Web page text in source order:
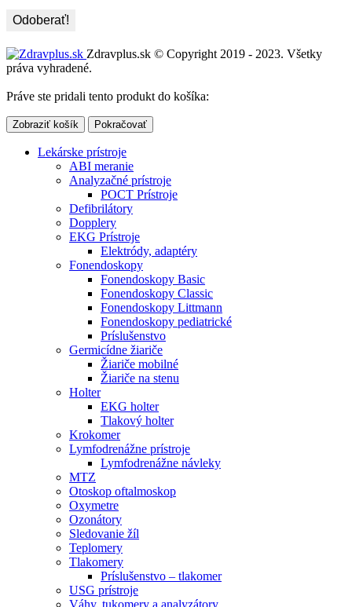
Zdravplus.sk © Copyright 2019 - 2023. Všetky
práva vyhradené.
Práve ste pridali tento produkt do košíka:
Zobraziť košík Pokračovať
Lekárske prístroje
ABI meranie
Analyzačné prístroje
POCT Prístroje
Defibrilátory
Dopplery
EKG Prístroje
Elektródy, adaptéry
Fonendoskopy
Fonendoskopy Basic
Fonendoskopy Classic
Fonendoskopy Littmann
Fonendoskopy pediatrické
Príslušenstvo
Germicídne žiariče
Žiariče mobilné
Žiariče na stenu
Holter
EKG holter
Tlakový holter
Krokomer
Lymfodrenážne prístroje
Lymfodrenážne návleky
MTZ
Otoskop oftalmoskop
Oxymetre
Ozonátory
Sledovanie žíl
Teplomery
Tlakomery
Príslušenstvo – tlakomer
USG prístroje
Váhy, tukomery a analyzátory